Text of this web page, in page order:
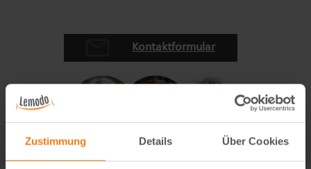
Zustimmung Details Über Cookies
Kontaktformular